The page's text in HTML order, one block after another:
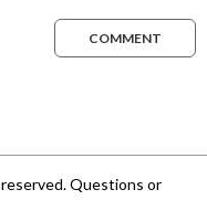
COMMENT
Questions or